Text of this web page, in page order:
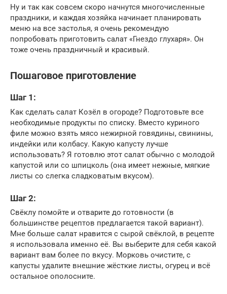
Ну и так как совсем скоро начнутся многочисленные
праздники, и каждая хозяйка начинает планировать
меню на все застолья, я очень рекомендую
попробовать приготовить салат «Гнездо глухаря». Он
тоже очень праздничный и красивый.
Пошаговое приготовление
Шаг 1:
Как сделать салат Козёл в огороде? Подготовьте все
необходимые продукты по списку. Вместо куриного
филе можно взять мясо нежирной говядины, свинины,
индейки или колбасу. Какую капусту лучше
использовать? Я готовлю этот салат обычно с молодой
капустой или со шпицколь (она имеет нежные, мягкие
листы со слегка сладковатым вкусом).
Шаг 2:
Свёклу помойте и отварите до готовности (в
большинстве рецептов предлагается такой вариант).
Мне больше салат нравится с сырой свёклой, в рецепте
я использовала именно её. Вы выберите для себя какой
вариант вам более по вкусу. Морковь очистите, с
капусты удалите внешние жёсткие листы, огурец и всё
остальное ополосните.